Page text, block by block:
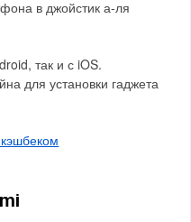
в джойстик а-ля
так и с iOS.
для установки гаджета
кэшбеком